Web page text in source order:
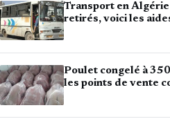
Transport en Algérie
retirés, voici les
Poulet congelé à
les points de vente